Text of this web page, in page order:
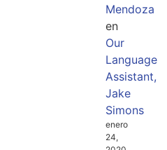
Mendoza
en
Our
Language
Assistant,
Jake
Simons
enero
24,